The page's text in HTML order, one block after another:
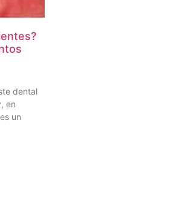
dental
en
un